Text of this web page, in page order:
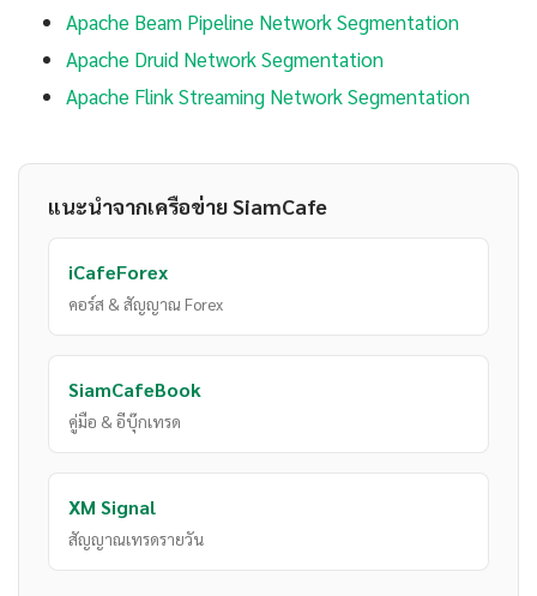
Apache Beam Pipeline Network Segmentation
Apache Druid Network Segmentation
Apache Flink Streaming Network Segmentation
แนะนำจากเครือข่าย SiamCafe
iCafeForex
คอร์ส & สัญญาณ Forex
SiamCafeBook
คู่มือ & อีบุ๊กเทรด
XM Signal
สัญญาณเทรดรายวัน